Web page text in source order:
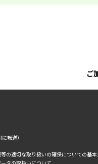
ご
転送）
の適切な取り扱いの確保についての基